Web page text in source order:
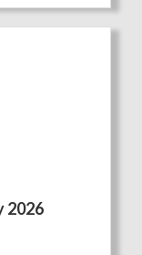
2026